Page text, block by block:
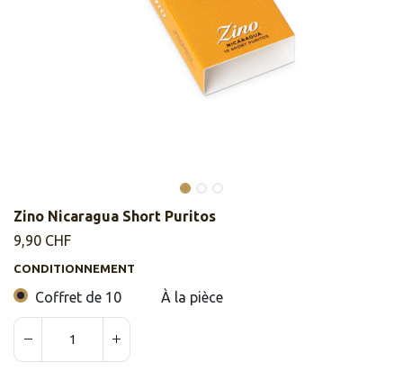
Zino Nicaragua Short Puritos
9,90 CHF
CONDITIONNEMENT
Coffret de 10 À la pièce